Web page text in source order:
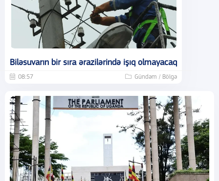
Biləsuvarın bir sıra ərazilərində işıq olmayacaq
08:57 Gündəm / Bölgə